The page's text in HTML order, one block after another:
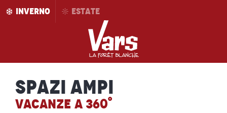
AllerINVERNO ESTATE
Spazi ampi
VACANZE A 360°